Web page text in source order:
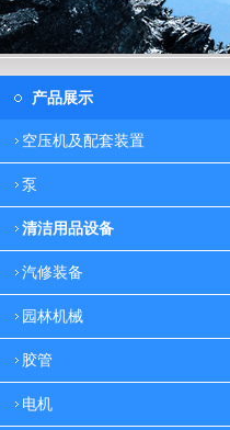
产品展示
空压机及配套装置
泵
清洁用品设备
汽修装备
园林机械
胶管
电机